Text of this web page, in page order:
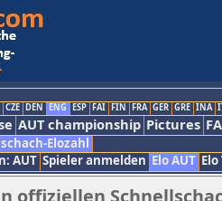
CZE DEN ENG ESP FAI FIN FRA GER GRE INA
AUT championship Pictures
Elozahl
AUT Spieler anmelden Elo AUT
offiziellen